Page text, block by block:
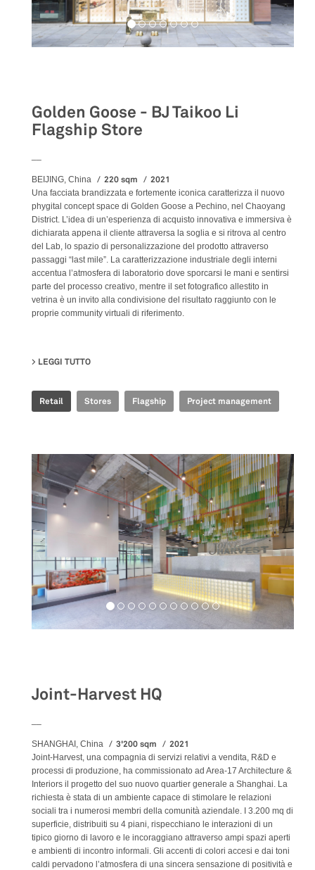
Golden Goose - BJ Taikoo Li
Flagship Store
BEIJING, China 220 sqm 2021
Una facciata brandizzata e fortemente iconica caratterizza il nuovo
phygital concept space di Golden Goose a Pechino, nel Chaoyang
District. L’idea di un’esperienza di acquisto innovativa e immersiva è
dichiarata appena il cliente attraversa la soglia e si ritrova al centro
del Lab, lo spazio di personalizzazione del prodotto attraverso
passaggi “last mile”. La caratterizzazione industriale degli interni
accentua l’atmosfera di laboratorio dove sporcarsi le mani e sentirsi
parte del processo creativo, mentre il set fotografico allestito in
vetrina è un invito alla condivisione del risultato raggiunto con le
proprie community virtuali di riferimento.
LEGGI TUTTO
Retail Stores Flagship Project management
Joint-Harvest HQ
SHANGHAI, China 3'200 sqm 2021
Joint-Harvest, una compagnia di servizi relativi a vendita, R&D e
processi di produzione, ha commissionato ad Area-17 Architecture &
Interiors il progetto del suo nuovo quartier generale a Shanghai. La
richiesta è stata di un ambiente capace di stimolare le relazioni
sociali tra i numerosi membri della comunità aziendale. I 3.200 mq di
superficie, distribuiti su 4 piani, rispecchiano le interazioni di un
tipico giorno di lavoro e le incoraggiano attraverso ampi spazi aperti
e ambienti di incontro informali. Gli accenti di colori accesi e dai toni
caldi pervadono l’atmosfera di una sincera sensazione di positività e